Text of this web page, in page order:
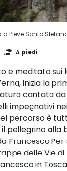
a Pieve Santo
A piedi
e meditato sui
inizia la
cantata da
impegnativi
percorso è
il pellegrino alla
Francesco.Per
delle Vie di
in